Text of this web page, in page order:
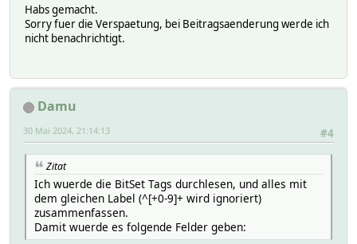
<Label>Wed ON</Label>
<Help>Wednesday ON</Help>
</BitSet>
<Help>Thursday ON</Help>
<Help>Friday ON</Help>
<Label>Sat ON</Label>
<Help>Saturday ON</Help>
</BitSet>
<BitSet id="31">
<Label>Sun ON</Label>
Habs gemacht.
Sorry fuer die Verspaetung, bei Beitragsaenderung werde ich
nicht benachrichtigt.
Damu
#4
30 Mai 2024, 21:14:13
Zitat
Ich wuerde die BitSet Tags durchlesen, und alles mit
dem gleichen Label (^[+0-9]+ wird ignoriert)
zusammenfassen.
Damit wuerde es folgende Felder geben: